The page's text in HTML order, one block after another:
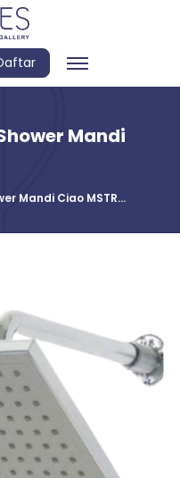
Mandi
Mandi Ciao MSTR...